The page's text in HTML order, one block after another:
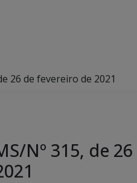
26 de fevereiro de 2021
Nº 315, de 26